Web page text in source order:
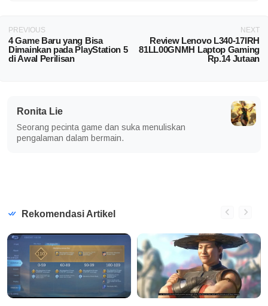
PREVIOUS
4 Game Baru yang Bisa
Dimainkan pada PlayStation 5
di Awal Perilisan
NEXT
Review Lenovo L340-17IRH
81LL00GNMH Laptop Gaming
Rp.14 Jutaan
Ronita Lie
Seorang pecinta game dan suka menuliskan
pengalaman dalam bermain.
Rekomendasi Artikel